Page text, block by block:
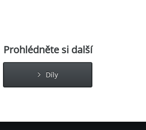
Prohlédněte si další
Díly